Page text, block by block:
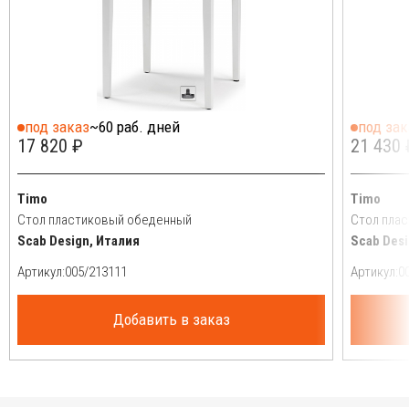
под заказ~60 раб. дней
17 820 ₽
Timo
Стол пластиковый обеденный
Scab Design, Италия
Артикул:
Добавить в заказ
под
21 430
Timo
Стол
Scab
Артикул: